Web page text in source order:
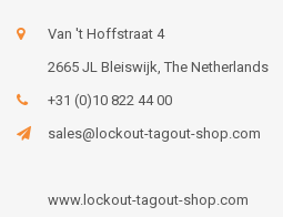
Van 't Hoffstraat 4
2665 JL Bleiswijk, The Netherlands
+31 (0)10 822 44 00
sales@lockout-tagout-shop.com
www.lockout-tagout-shop.com